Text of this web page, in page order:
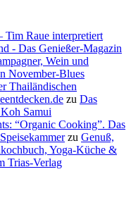
Tim Raue interpretiert
- Das Genießer-Magazin
Wein und
November-Blues
Thailändischen
zu Das
Samui
“Organic Cooking”. Das
zu Genuß,
Yoga-Küche &
Trias-Verlag